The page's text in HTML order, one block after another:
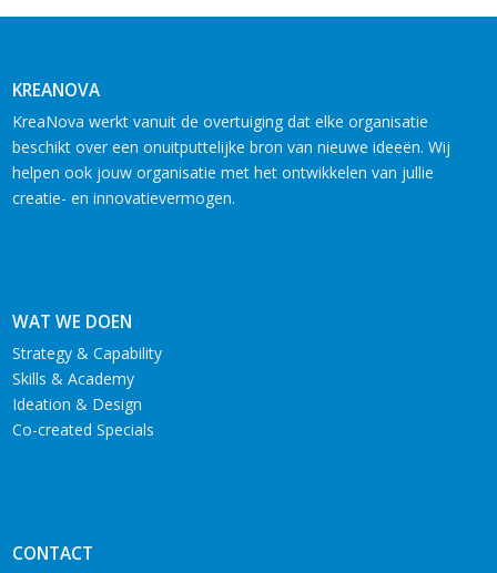
KREANOVA
KreaNova werkt vanuit de overtuiging dat elke organisatie
beschikt over een onuitputtelijke bron van nieuwe ideeën. Wij
helpen ook jouw organisatie met het ontwikkelen van jullie
creatie- en innovatievermogen.
WAT WE DOEN
Strategy & Capability
Skills & Academy
Ideation & Design
Co-created Specials
CONTACT